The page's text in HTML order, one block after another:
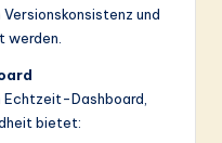
und
werden.
Dashboard,
bietet: